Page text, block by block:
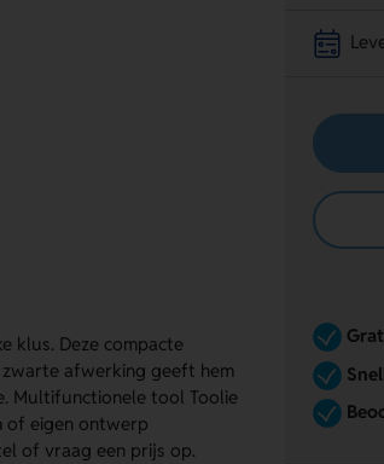
klus. Deze compacte
afwerking geeft hem
Multifunctionele tool Toolie
of eigen ontwerp
of vraag een prijs op.